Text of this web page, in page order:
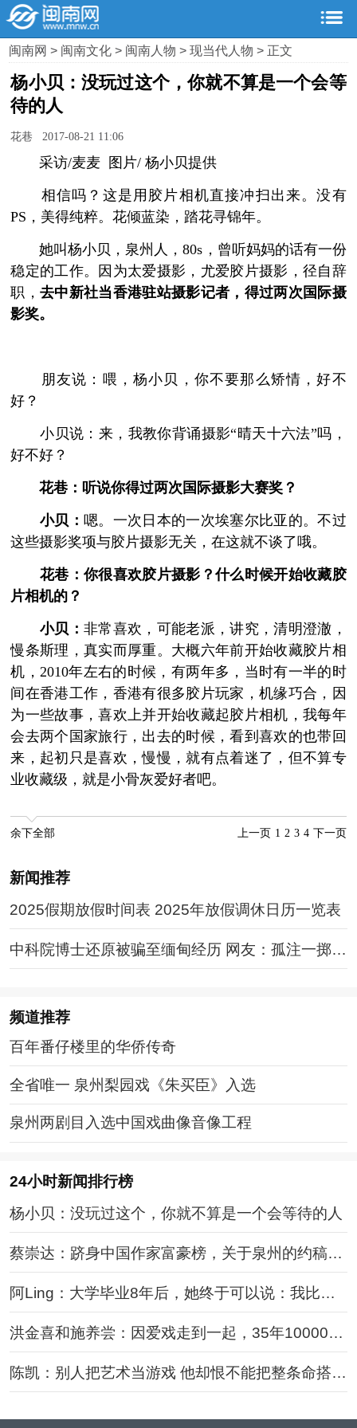
闽南网> 闽南文化> 闽南人物>现当代人物> 正文
杨小贝：没玩过这个，你就不算是一个会等
待的人
花巷 2017-08-21 11:06
采访/麦麦 图片/ 杨小贝提供
相信吗？这是用胶片相机直接冲扫出来。没有
PS，美得纯粹。花倾蓝染，踏花寻锦年。
她叫杨小贝，泉州人，80s，曾听妈妈的话有一份
稳定的工作。因为太爱摄影，尤爱胶片摄影，径自辞
职，去中新社当香港驻站摄影记者，得过两次国际摄
影奖。
朋友说：喂，杨小贝，你不要那么矫情，好不
好？
小贝说：来，我教你背诵摄影“晴天十六法”吗，
好不好？
花巷：听说你得过两次国际摄影大赛奖？
小贝：嗯。一次日本的一次埃塞尔比亚的。不过
这些摄影奖项与胶片摄影无关，在这就不谈了哦。
花巷：你很喜欢胶片摄影？什么时候开始收藏胶
片相机的？
小贝：非常喜欢，可能老派，讲究，清明澄澈，
慢条斯理，真实而厚重。大概六年前开始收藏胶片相
机，2010年左右的时候，有两年多，当时有一半的时
间在香港工作，香港有很多胶片玩家，机缘巧合，因
为一些故事，喜欢上并开始收藏起胶片相机，我每年
会去两个国家旅行，出去的时候，看到喜欢的也带回
来，起初只是喜欢，慢慢，就有点着迷了，但不算专
业收藏级，就是小骨灰爱好者吧。
余下全部 上一页 1 2 3 4 下一页
新闻推荐
2025假期放假时间表 2025年放假调休日历一览表
中科院博士还原被骗至缅甸经历 网友：孤注一掷现
实版
频道推荐
百年番仔楼里的华侨传奇
全省唯一 泉州梨园戏《朱买臣》入选
泉州两剧目入选中国戏曲像音像工程
24小时新闻排行榜
杨小贝：没玩过这个，你就不算是一个会等待的人
蔡崇达：跻身中国作家富豪榜，关于泉州的约稿一
定写
阿Ling：大学毕业8年后，她终于可以说：我比从
前快乐
洪金喜和施养尝：因爱戏走到一起，35年10000场
的坚持
陈凯：别人把艺术当游戏 他却恨不能把整条命搭进
去